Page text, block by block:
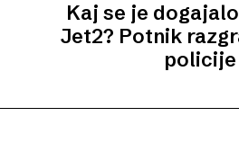
Kaj se je
Jet2? Potnik